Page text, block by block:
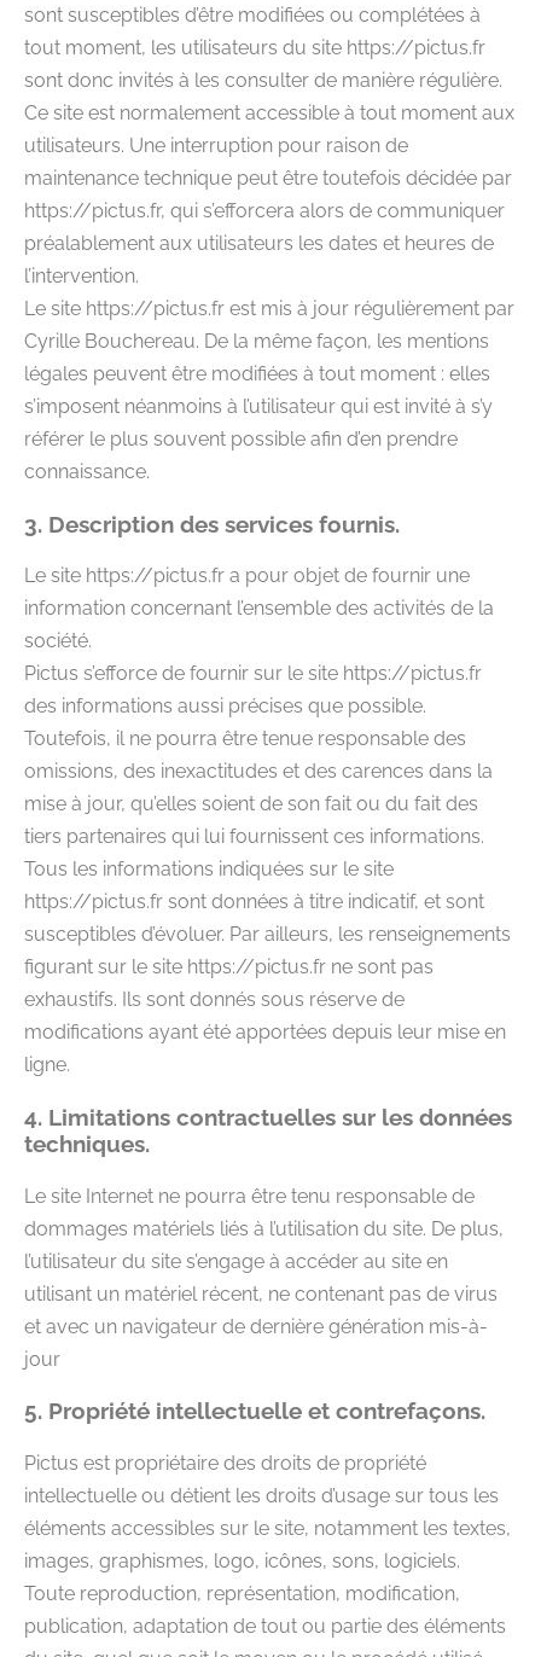
sont susceptibles d’être modifiées ou complétées à
tout moment, les utilisateurs du site https://pictus.fr
sont donc invités à les consulter de manière régulière.
Ce site est normalement accessible à tout moment aux
utilisateurs. Une interruption pour raison de
maintenance technique peut être toutefois décidée par
https://pictus.fr, qui s’efforcera alors de communiquer
préalablement aux utilisateurs les dates et heures de
l’intervention.
Le site https://pictus.fr est mis à jour régulièrement par
Cyrille Bouchereau. De la même façon, les mentions
légales peuvent être modifiées à tout moment : elles
s’imposent néanmoins à l’utilisateur qui est invité à s’y
référer le plus souvent possible afin d’en prendre
connaissance.
3. Description des services fournis.
Le site https://pictus.fr a pour objet de fournir une
information concernant l’ensemble des activités de la
société.
Pictus s’efforce de fournir sur le site https://pictus.fr
des informations aussi précises que possible.
Toutefois, il ne pourra être tenue responsable des
omissions, des inexactitudes et des carences dans la
mise à jour, qu’elles soient de son fait ou du fait des
tiers partenaires qui lui fournissent ces informations.
Tous les informations indiquées sur le site
https://pictus.fr sont données à titre indicatif, et sont
susceptibles d’évoluer. Par ailleurs, les renseignements
figurant sur le site https://pictus.fr ne sont pas
exhaustifs. Ils sont donnés sous réserve de
modifications ayant été apportées depuis leur mise en
ligne.
4. Limitations contractuelles sur les données
techniques.
Le site Internet ne pourra être tenu responsable de
dommages matériels liés à l’utilisation du site. De plus,
l’utilisateur du site s’engage à accéder au site en
utilisant un matériel récent, ne contenant pas de virus
et avec un navigateur de dernière génération mis-à-
jour
5. Propriété intellectuelle et contrefaçons.
Pictus est propriétaire des droits de propriété
intellectuelle ou détient les droits d’usage sur tous les
éléments accessibles sur le site, notamment les textes,
images, graphismes, logo, icônes, sons, logiciels.
Toute reproduction, représentation, modification,
publication, adaptation de tout ou partie des éléments